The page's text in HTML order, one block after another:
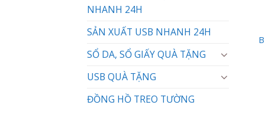
NHANH 24H
SẢN XUẤT USB NHANH 24H
SỔ DA, SỔ GIẤY QUÀ TẶNG
USB QUÀ TẶNG
ĐỒNG HỒ TREO TƯỜNG